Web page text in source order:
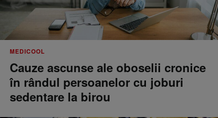
MEDICOOL
Cauze ascunse ale oboselii cronice
în rândul persoanelor cu joburi
sedentare la birou